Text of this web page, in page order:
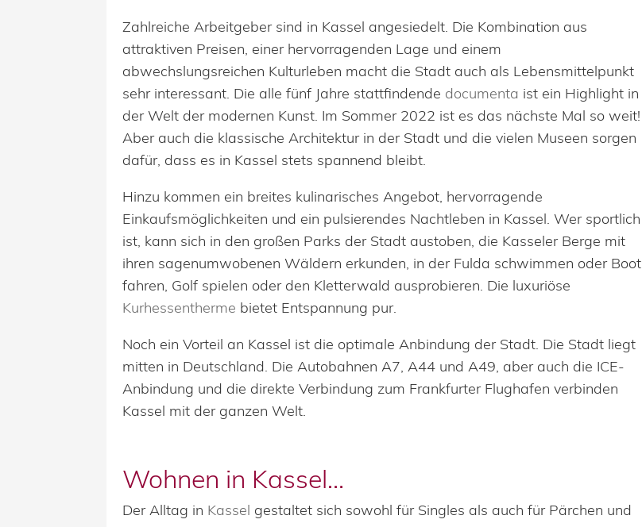
Zahlreiche Arbeitgeber sind in Kassel angesiedelt. Die Kombination aus
attraktiven Preisen, einer hervorragenden Lage und einem
abwechslungsreichen Kulturleben macht die Stadt auch als Lebensmittelpunkt
sehr interessant. Die alle fünf Jahre stattfindende documenta ist ein Highlight in
der Welt der modernen Kunst. Im Sommer 2022 ist es das nächste Mal so weit!
Aber auch die klassische Architektur in der Stadt und die vielen Museen sorgen
dafür, dass es in Kassel stets spannend bleibt.
Hinzu kommen ein breites kulinarisches Angebot, hervorragende
Einkaufsmöglichkeiten und ein pulsierendes Nachtleben in Kassel. Wer sportlich
ist, kann sich in den großen Parks der Stadt austoben, die Kasseler Berge mit
ihren sagenumwobenen Wäldern erkunden, in der Fulda schwimmen oder Boot
fahren, Golf spielen oder den Kletterwald ausprobieren. Die luxuriöse
Kurhessentherme bietet Entspannung pur.
Noch ein Vorteil an Kassel ist die optimale Anbindung der Stadt. Die Stadt liegt
mitten in Deutschland. Die Autobahnen A7, A44 und A49, aber auch die ICE-
Anbindung und die direkte Verbindung zum Frankfurter Flughafen verbinden
Kassel mit der ganzen Welt.
Wohnen in Kassel…
Der Alltag in Kassel gestaltet sich sowohl für Singles als auch für Pärchen und